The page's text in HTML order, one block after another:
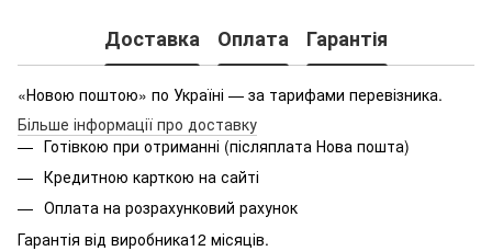
Доставка Оплата Гарантія
«Новою поштою» по Україні — за тарифами перевізника.
Більше інформації про доставку
Готівкою при отриманні (післяплата Нова пошта)
Кредитною карткою на сайті
Оплата на розрахунковий рахунок
Гарантія від виробника12 місяців.